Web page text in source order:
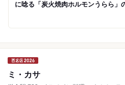
に唸る「炭火焼肉ホルモンうらら」
ミ・カサ